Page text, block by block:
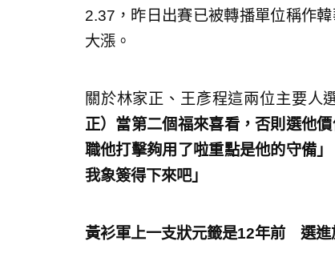
2.37，昨日出賽已被轉播單位稱作
大漲。
關於林家正、王彥程這兩位主要人
正）當第二個福來喜看，否則選他
職他打擊夠用了啦重點是他的守備
我象簽得下來吧」
黃衫軍上一支狀元籤是12年前 選進